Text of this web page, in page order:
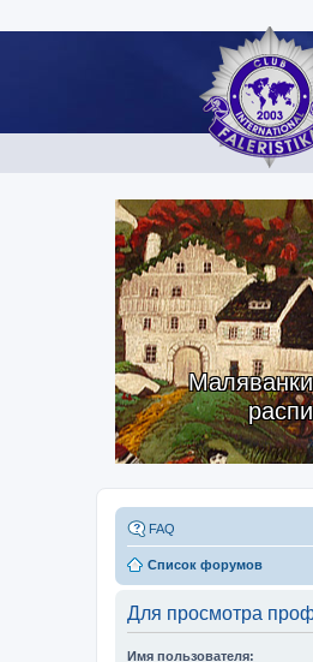
FAQ
Список форумов
Для просмотра
Имя пользователя: